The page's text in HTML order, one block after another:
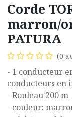
Corde
marron/
PATURA
(0
- 1 conducteur
conducteurs en
- Rouleau 200 m
- couleur: